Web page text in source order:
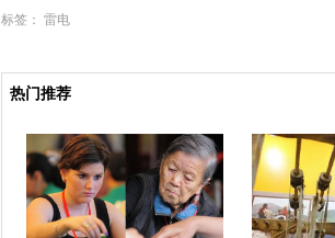
标签： 雷电
热门推荐